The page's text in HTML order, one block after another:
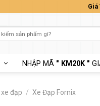
Giá
NHẬP MÃ " KM20K "
đạp / Xe Đạp Fornix